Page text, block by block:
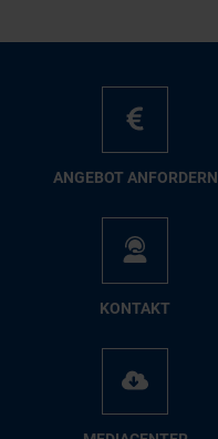
AN­GE­BOT AN­FOR­DERN
KON­TAKT